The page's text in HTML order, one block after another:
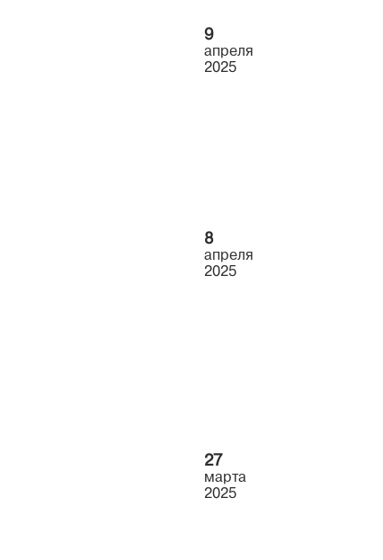
9
апреля
2025
8
апреля
2025
27
марта
2025